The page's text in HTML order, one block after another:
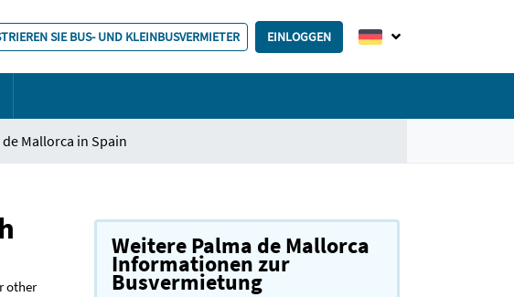
SIE BUS- UND KLEINBUSVERMIETER EINLOGGEN
Mallorca in Spain
other
Weitere Palma de Mallorca
Informationen zur
Busvermietung